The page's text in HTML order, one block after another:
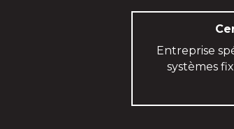
Entreprise
systèmes